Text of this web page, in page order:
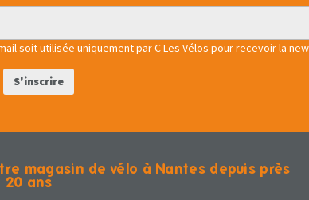
soit utilisée uniquement par C Les Vélos pour recevoir la
magasin de vélo à Nantes depuis près
20 ans